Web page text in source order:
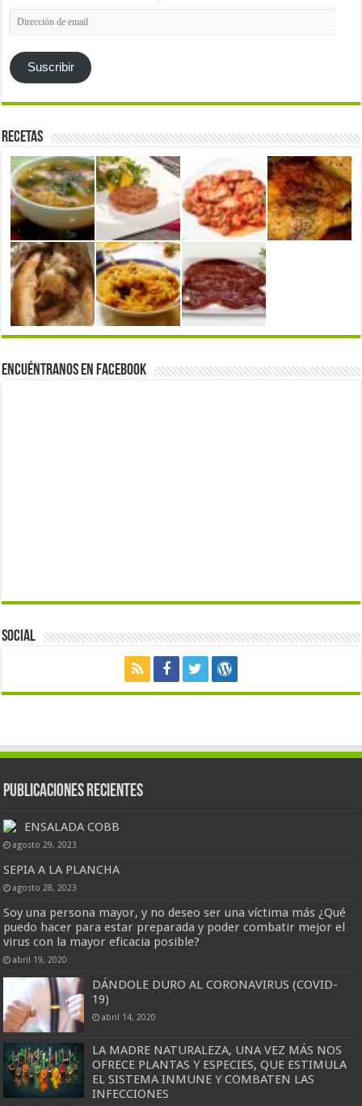
Dirección
de
email
Suscribir
Recetas
Encuéntranos en Facebook
Social
Publicaciones Recientes
ENSALADA COBB
agosto 29, 2023
SEPIA A LA PLANCHA
agosto 28, 2023
Soy una persona mayor, y no deseo ser una víctima más ¿Qué
puedo hacer para estar preparada y poder combatir mejor el
virus con la mayor eficacia posible?
abril 19, 2020
DÁNDOLE DURO AL CORONAVIRUS (COVID-
19)
abril 14, 2020
LA MADRE NATURALEZA, UNA VEZ MÁS NOS
OFRECE PLANTAS Y ESPECIES, QUE ESTIMULA
EL SISTEMA INMUNE Y COMBATEN LAS
INFECCIONES